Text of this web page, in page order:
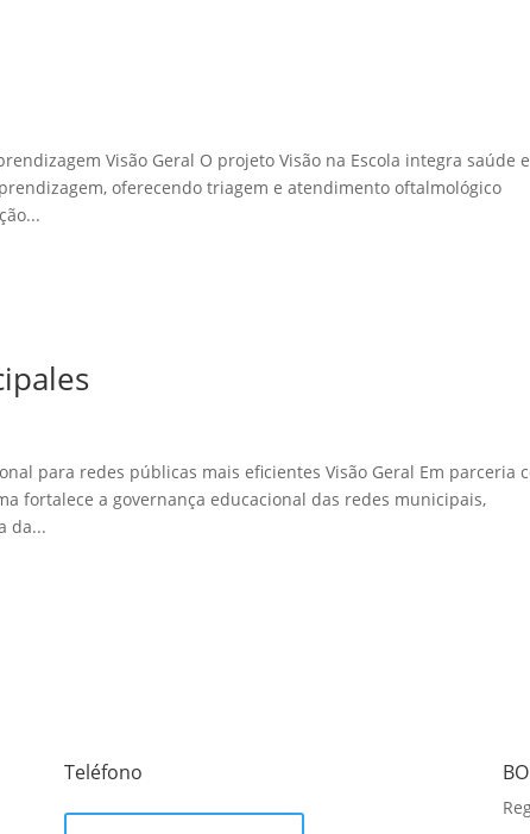
Visão Geral O projeto Visão na Escola integra saúde e
oferecendo triagem e atendimento oftalmológico
para redes públicas mais eficientes Visão Geral Em parceria
fortalece a governança educacional das redes municipais,
da...
Teléfono